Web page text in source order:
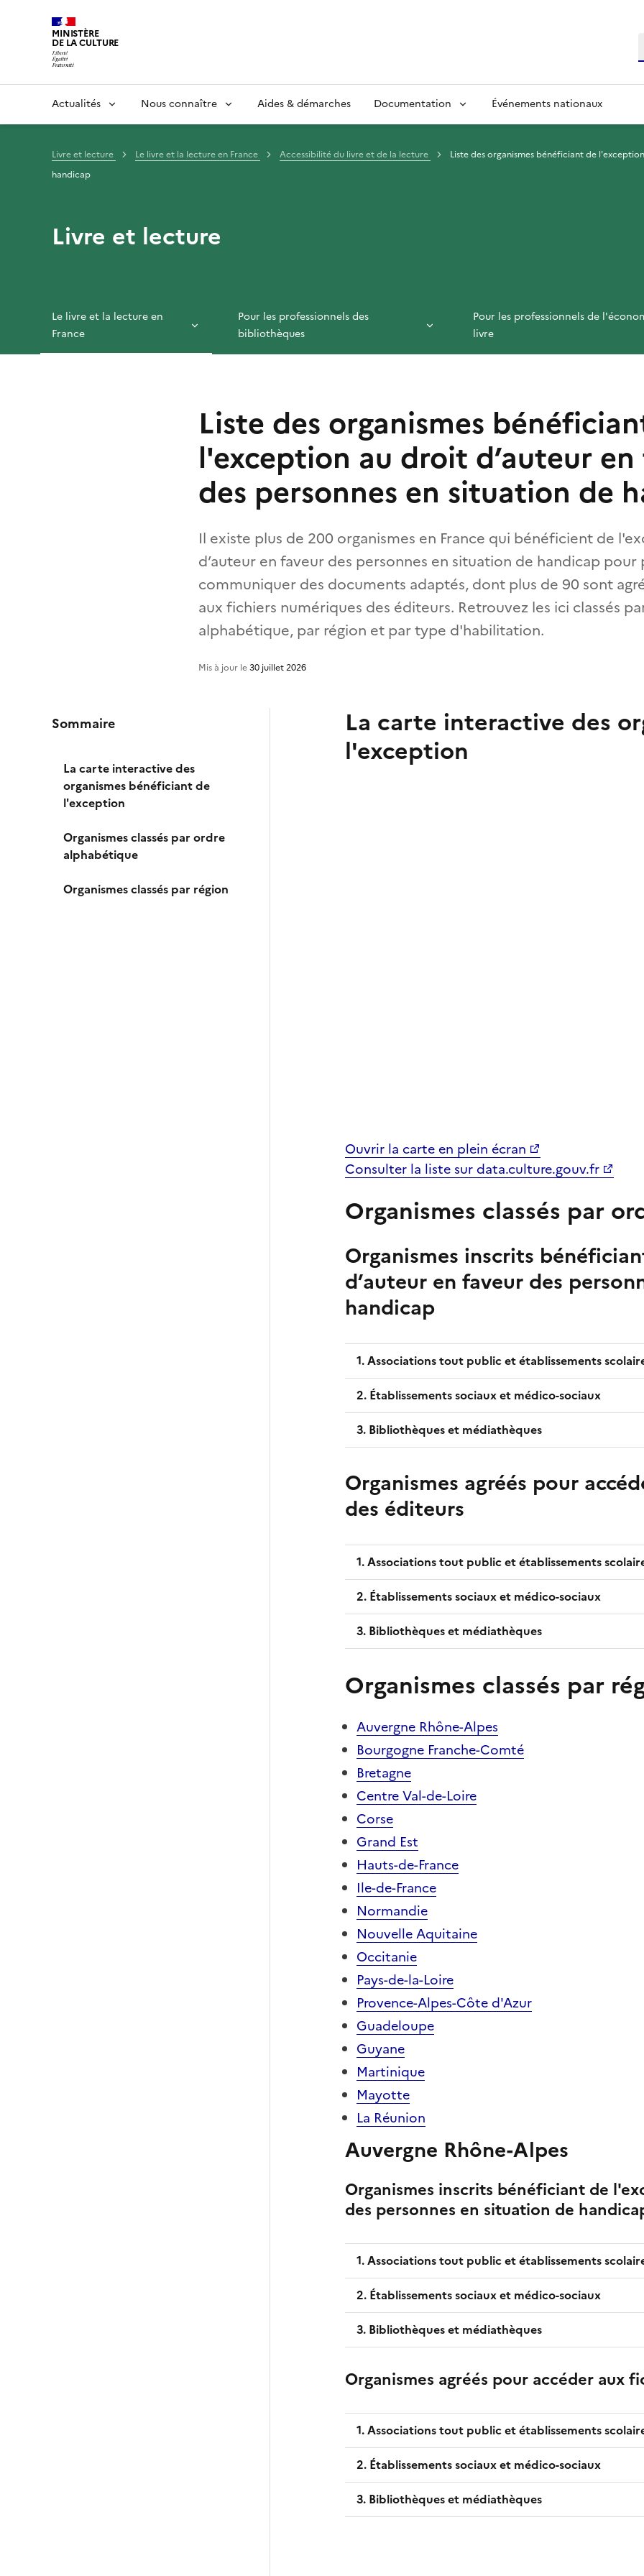
MINISTÈRE
DE LA CULTURE
Actualités Nous connaître Aides & démarches Documentation Événements nationaux
Livre et lecture Le livre et la lecture en France Accessibilité du livre et de la lecture
Liste des organismes bénéficiant de
handicap
Livre et lecture
Le livre et la lecture en
France
Pour les professionnels des
bibliothèques
Pour les professionnels de
livre
Liste des organismes
l'exception au droit d’auteur
des personnes en situation de
Il existe plus de 200 organismes en France qui bénéficient de
d’auteur en faveur des personnes en situation de handicap
communiquer des documents adaptés, dont plus de 90 sont
aux fichiers numériques des éditeurs. Retrouvez les ici classés
alphabétique, par région et par type d'habilitation.
Mis à jour le30 juillet 2026
Sommaire
La carte interactive des
organismes bénéficiant de
l'exception
Organismes classés par ordre
alphabétique
Organismes classés par région
La carte interactive des
l'exception
Ouvrir la carte en plein écran
Consulter la liste sur data.culture.gouv.fr
Organismes classés par
Organismes inscrits
d’auteur en faveur des
handicap
1. Associations tout public et établissements
2. Établissements sociaux et médico-sociaux
3. Bibliothèques et médiathèques
Organismes agréés pour
des éditeurs
1. Associations tout public et établissements
2. Établissements sociaux et médico-sociaux
3. Bibliothèques et médiathèques
Organismes classés par
Auvergne Rhône-Alpes
Bourgogne Franche-Comté
Bretagne
Centre Val-de-Loire
Corse
Grand Est
Hauts-de-France
Ile-de-France
Normandie
Nouvelle Aquitaine
Occitanie
Pays-de-la-Loire
Provence-Alpes-Côte d'Azur
Guadeloupe
Guyane
Martinique
Mayotte
La Réunion
Auvergne Rhône-Alpes
Organismes inscrits bénéficiant de
des personnes en situation de
1. Associations tout public et établissements
2. Établissements sociaux et médico-sociaux
3. Bibliothèques et médiathèques
Organismes agréés pour accéder aux
1. Associations tout public et établissements
2. Établissements sociaux et médico-sociaux
3. Bibliothèques et médiathèques